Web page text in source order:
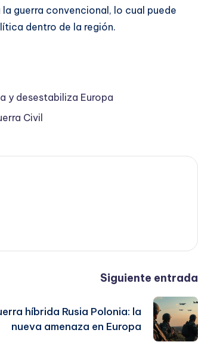
guerra convencional, lo cual puede
dentro de la región.
y desestabiliza Europa
Civil
Siguiente entrada
híbrida Rusia Polonia: la
nueva amenaza en Europa